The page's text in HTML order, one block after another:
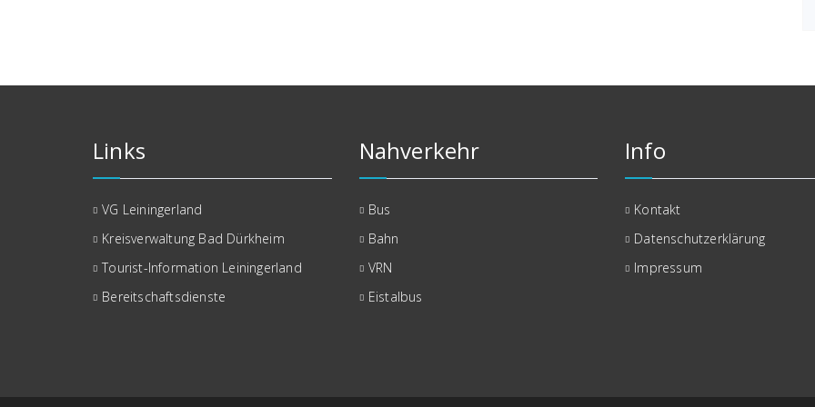
Links
VG Leiningerland
Kreisverwaltung Bad Dürkheim
Tourist-Information Leiningerland
Bereitschaftsdienste
Nahverkehr
Bus
Bahn
VRN
Eistalbus
Info
Kontakt
Datenschutzerklärung
Impressum